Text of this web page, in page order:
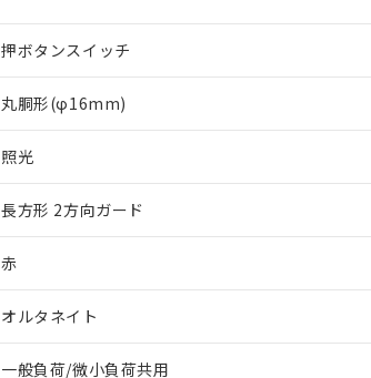
押ボタンスイッチ
丸胴形(φ16mm)
照光
長方形 2方向ガード
赤
オルタネイト
一般負荷/微小負荷共用